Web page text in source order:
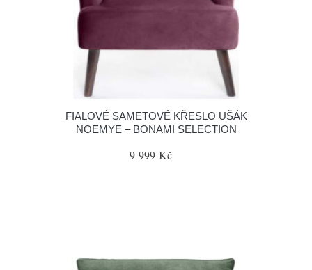
FIALOVÉ SAMETOVÉ KŘESLO UŠÁK
NOEMYE – BONAMI SELECTION
9 999 Kč